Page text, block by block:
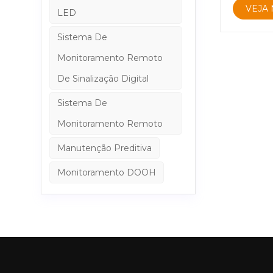
VEJA
LED
Sistema De
Monitoramento Remoto
De Sinalização Digital
Sistema De
Monitoramento Remoto
Manutenção Preditiva
Monitoramento DOOH